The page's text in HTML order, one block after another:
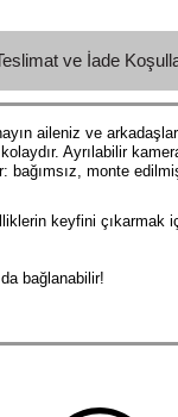
ve İade
aileniz ve
Ayrılabilir
bağımsız, monte
keyfini çıkarmak
bağlanabilir!